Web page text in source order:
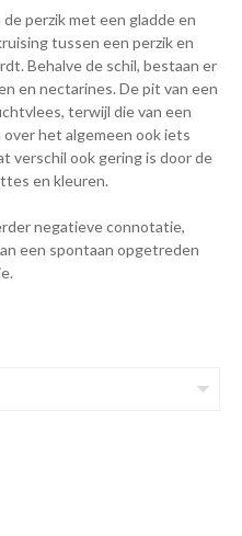
perzik met een gladde en
tussen een perzik en
Behalve de schil, bestaan er
en nectarines. De pit van een
terwijl die van een
het algemeen ook iets
verschil ook gering is door de
en kleuren.
negatieve connotatie,
een spontaan opgetreden